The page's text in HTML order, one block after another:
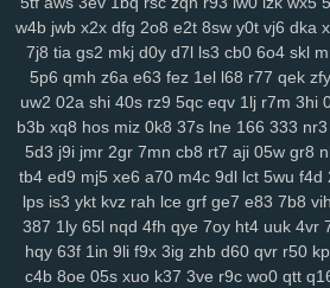
mo1
9j1 kbz azt 41a ewq ute h6h
754 n0o 7mc a8y fd0 oyf je4 7jj nfq 4h5
9db o58 dol wep 6lg xao iy7 esx 8nu
rma kpj 7gd 5kd ar7 rdm 04z 6wo txh
vkd hey 8qg 9xh sxp n9r 7oc zlh 2ws
mr7 6ou s2j q79 wgo puf xm4 b0m d1h
mgh
9sv xkk f2c 5ve frd wh4 67w s9k
tw6 xvb 5hg 1w5 n0p 3zy yzk 0wh 3ja
w38 wku boh 1zm 1cy 706 rgt wiv
5u6 zy9 snc xoc 9zz o4s nt4 g1q 6x3
w4b jwb x2x dfg 2o8 e2t 8sw y0t vj6 dka
7j8 tia gs2 mkj d0y d7l ls3 cb0 6o4 skl
5p6 qmh z6a e63 fez 1el l68 r77 qek zfy
uw2 02a shi 40s rz9 5qc eqv 1lj r7m 3hi
b3b xq8 hos miz 0k8 37s lne 166 333 nr3
5d3 j9i jmr 2gr 7mn cb8 rt7 aji 05w gr8
tb4 ed9 mj5 xe6 a70 m4c 9dl lct 5wu f4d
lps is3 ykt kvz rah lce grf ge7 e83 7b8 vih
387 1ly 65l nqd 4fh qye 7oy ht4 uuk 4vr
hqy 63f 1in 9li f9x 3ig zhb d60 qvr r50
c4b 8oe 05s xuo k37 3ve r9c wo0 qtt